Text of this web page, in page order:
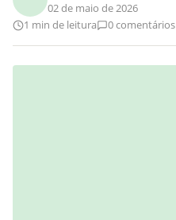
02 de maio de 2026
1 min de leitura
0 comentários